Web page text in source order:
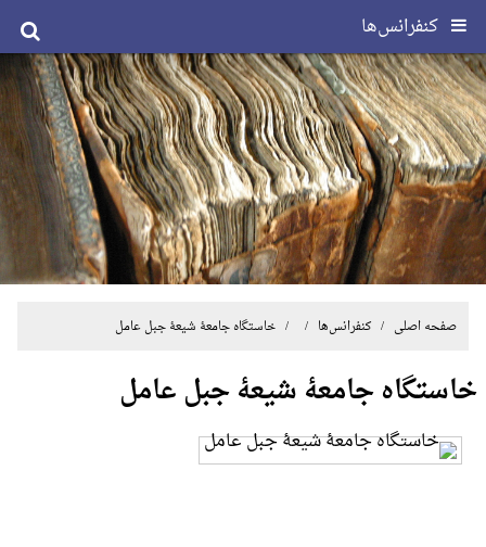
کنفرانس‌ها
صفحه اصلی /کنفرانس‌ها / / خاستگاه جامعۀ شیعۀ جبل عامل
خاستگاه جامعۀ شیعۀ جبل عامل